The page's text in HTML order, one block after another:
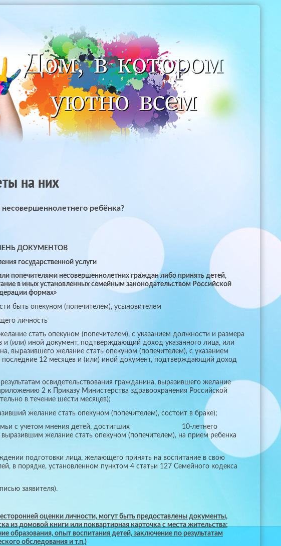
на них
ребёнка?
ДОКУМЕНТОВ
государственной услуги
попечителями несовершеннолетних граждан либо принять детей,
в иных установленных семейным законодательством Российской
формах»
быть опекуном (попечителем), усыновителем
личность
стать опекуном (попечителем), с указанием должности и размера
и (или) иной документ, подтверждающий доход указанного лица, или
выразившего желание стать опекуном (попечителем), с указанием
12 месяцев и (или) иной документ, подтверждающий доход
освидетельствования гражданина, выразившего желание
2 к Приказу Министерства здравоохранения Российской
в течение шести месяцев);
желание стать опекуном (попечителем), состоит в браке);
семьи с учетом мнения детей, достигших 10-летнего
желание стать опекуном (попечителем), на прием ребенка
подготовки лица, желающего принять на воспитание в свою
в порядке, установленном пунктом 4 статьи 127 Семейного кодекса
заявителя).
оценки личности, могут быть предоставлены документы,
из домовой книги или поквартирная карточка с места жительства;
образования, опыт воспитания детей, заключение по результатам
обследования и т.п.)